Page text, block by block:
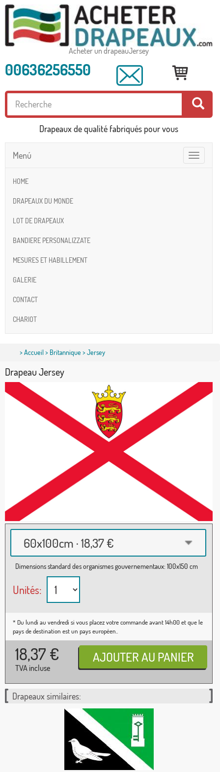
Acheter un drapeauJersey
00636256550
Drapeaux de qualité fabriqués pour vous
Toggle
navigation
Menú
HOME
DRAPEAUX DU MONDE
LOT DE DRAPEAUX
BANDIERE PERSONALIZZATE
MESURES ET HABILLEMENT
GALERIE
CONTACT
CHARIOT
>Accueil> Britannique > Jersey
Drapeau Jersey
60x100cm · 18,37 €
Dimensions standard des organismes gouvernementaux: 100x150 cm
Unités:
* Du lundi au vendredi si vous placez votre commande avant 14h00 et que le
pays de destination est un pays européen..
18,37 €
TVA incluse
Drapeaux similaires: